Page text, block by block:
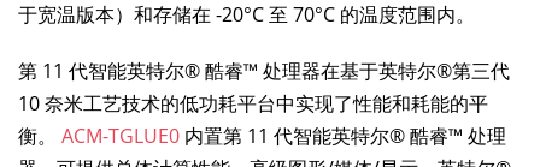
于宽温版本）和存储在 -20°C 至 70°C 的温度范围内。
第 11 代智能英特尔® 酷睿™ 处理器在基于英特尔®第三代
10 奈米工艺技术的低功耗平台中实现了性能和耗能的平
衡。 ACM-TGLUE0 内置第 11 代智能英特尔® 酷睿™ 处理